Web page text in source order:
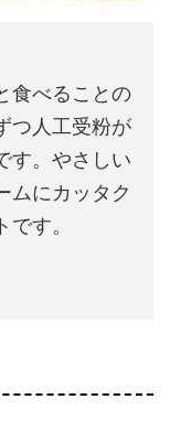
食べることの
つ人工受粉が
す。やさしい
ムにカッタク
す。